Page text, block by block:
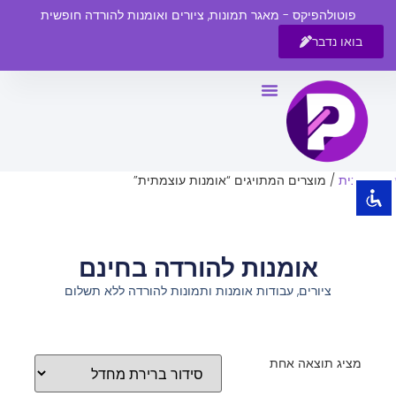
visibility_off השבת את ההבזקים
title סמן כותרות
צבע רקע
zoom_out
הקטנת גופן
הגדלת גופן
ניגודיות בהירה
פוטולהפיקס - מאגר תמונות, ציורים ואומנות להורדה חופשית
בואו נדבר
עמוד הבית / מוצרים המתויגים “אומנות עוצמתית”
אומנות להורדה בחינם
ציורים, עבודות אומנות ותמונות להורדה ללא תשלום
מציג תוצאה אחת